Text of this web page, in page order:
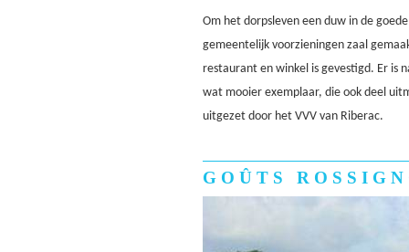
Om het dorpsleven een duw in de
gemeentelijk voorzieningen zaal
restaurant en winkel is gevestigd. Er is
wat mooier exemplaar, die ook deel
uitgezet door het VVV van Riberac.
GOÛTS